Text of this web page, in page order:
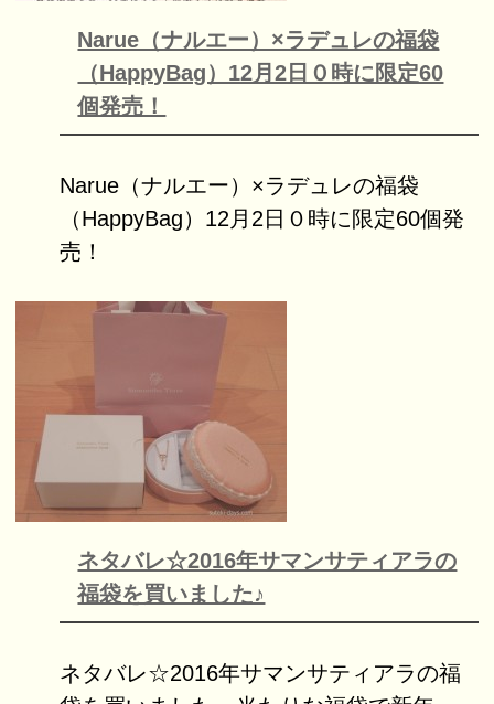
Narue（ナルエー）×ラデュレの福袋
（HappyBag）12月2日０時に限定60
個発売！
Narue（ナルエー）×ラデュレの福袋
（HappyBag）12月2日０時に限定60個発
売！
ネタバレ☆2016年サマンサティアラの
福袋を買いました♪
ネタバレ☆2016年サマンサティアラの福